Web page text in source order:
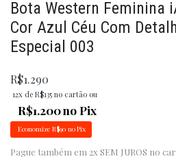
Bota Western Feminina
Cor Azul Céu Com
Especial 003
R$1.290
12x de R$135no cartão ou
R$1.200no Pix
Economize R$90 no Pix
Pague também em 2x SEM JUROS no